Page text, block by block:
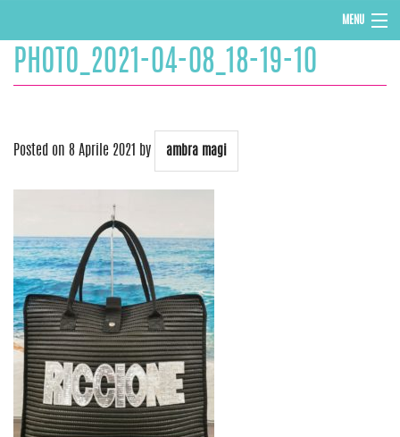
MENU
CAPPELLI INVERNALI DONNA
PHOTO_2021-04-08_18-19-10
Posted on 8 Aprile 2021 by ambra magi